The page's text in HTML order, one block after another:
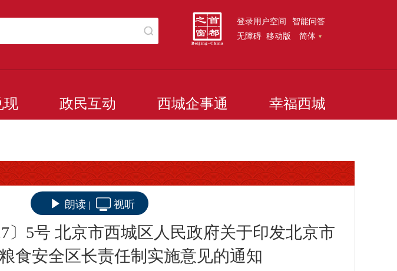
登录用户空间 智能问答
无障碍 移动版 简体
现 政民互动 西城企事通 幸福西城
朗读 | 视听
〕5号 北京市西城区人民政府关于印发北京市
食安全区长责任制实施意见的通知